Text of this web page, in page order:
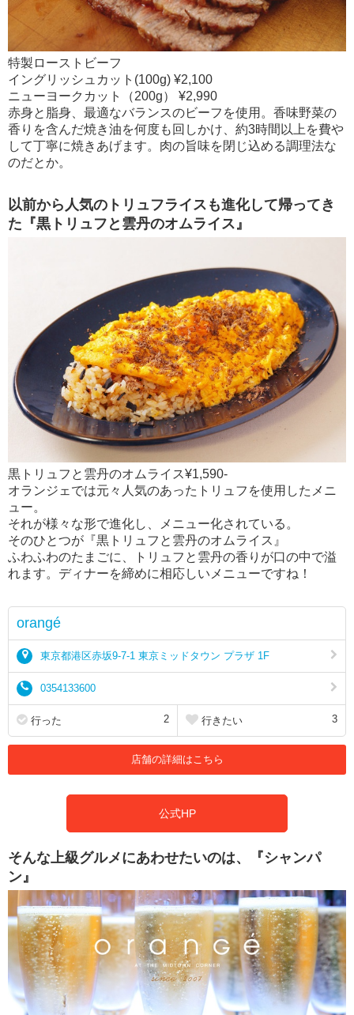
特製ローストビーフ
イングリッシュカット(100g) ¥2,100
ニューヨークカット（200g） ¥2,990
赤身と脂身、最適なバランスのビーフを使用。香味野菜の
香りを含んだ焼き油を何度も回しかけ、約3時間以上を費や
して丁寧に焼きあげます。肉の旨味を閉じ込める調理法な
のだとか。
以前から人気のトリュフライスも進化して帰ってき
た『黒トリュフと雲丹のオムライス』
黒トリュフと雲丹のオムライス¥1,590-
オランジェでは元々人気のあったトリュフを使用したメニ
ュー。
それが様々な形で進化し、メニュー化されている。
そのひとつが『黒トリュフと雲丹のオムライス』
ふわふわのたまごに、トリュフと雲丹の香りが口の中で溢
れます。ディナーを締めに相応しいメニューですね！
orangé
東京都港区赤坂9-7-1 東京ミッドタウン プラザ 1F
0354133600
行った 2 行きたい 3
店舗の詳細はこちら
公式HP
そんな上級グルメにあわせたいのは、『シャンパ
ン』